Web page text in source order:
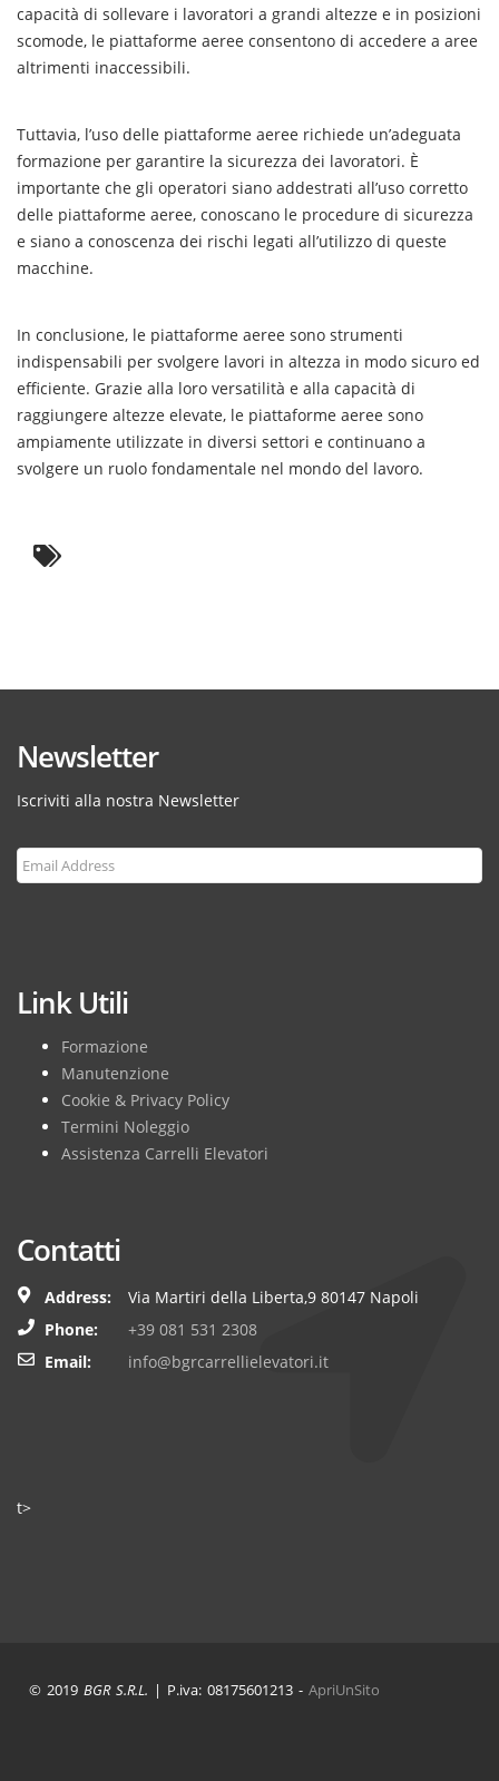
capacità di sollevare i lavoratori a grandi altezze e in posizioni
scomode, le piattaforme aeree consentono di accedere a aree
altrimenti inaccessibili.
Tuttavia, l’uso delle piattaforme aeree richiede un’adeguata
formazione per garantire la sicurezza dei lavoratori. È
importante che gli operatori siano addestrati all’uso corretto
delle piattaforme aeree, conoscano le procedure di sicurezza
e siano a conoscenza dei rischi legati all’utilizzo di queste
macchine.
In conclusione, le piattaforme aeree sono strumenti
indispensabili per svolgere lavori in altezza in modo sicuro ed
efficiente. Grazie alla loro versatilità e alla capacità di
raggiungere altezze elevate, le piattaforme aeree sono
ampiamente utilizzate in diversi settori e continuano a
svolgere un ruolo fondamentale nel mondo del lavoro.
Newsletter
Iscriviti alla nostra Newsletter
Link Utili
Formazione
Manutenzione
Cookie & Privacy Policy
Termini Noleggio
Assistenza Carrelli Elevatori
Contatti
Address:
Via Martiri della Liberta,9 80147 Napoli
Phone:
+39 081 531 2308
Email:
info@bgrcarrellielevatori.it
t>
© 2019 BGR S.R.L. | P.iva: 08175601213 - ApriUnSito